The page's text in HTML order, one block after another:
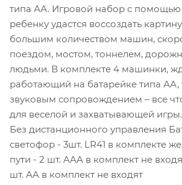
типа АА. Игровой набор с помощью
ребенку удастся воссоздать
большим количеством машин,
поездом, мостом, тоннелем,
людьми. В комплекте 4 машинки, жд
работающий на батарейке типа АА,
звуковым сопровождением – все
для веселой и захватывающей
Без дистанционного управления
светофор - 3шт. LR41 в комплекте
пути - 2 шт. AAA в комплект не
шт. AA в комплект не входят